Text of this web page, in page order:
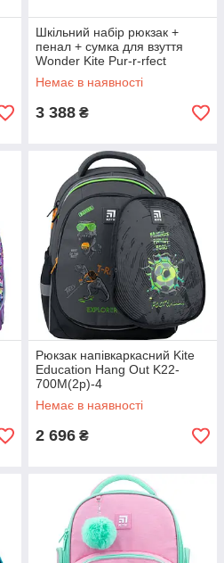
Шкільний набір рюкзак +
пенал + сумка для взуття
Wonder Kite Pur-r-rfect
SET_WK22-724S-3
Немає в наявності
3 388 ₴
Рюкзак напівкаркасний Kite
Education Hang Out K22-
700M(2p)-4
Немає в наявності
2 696 ₴